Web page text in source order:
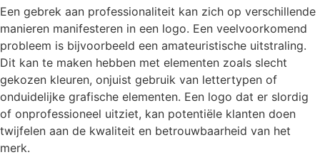
Een gebrek aan professionaliteit kan zich op verschillende
manieren manifesteren in een logo. Een veelvoorkomend
probleem is bijvoorbeeld een amateuristische uitstraling.
Dit kan te maken hebben met elementen zoals slecht
gekozen kleuren, onjuist gebruik van lettertypen of
onduidelijke grafische elementen. Een logo dat er slordig
of onprofessioneel uitziet, kan potentiële klanten doen
twijfelen aan de kwaliteit en betrouwbaarheid van het
merk.